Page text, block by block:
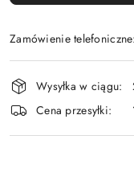
Zamówienie
Dostępność
i
dostawa
Wysyłka w ciągu:
Cena przesyłki: